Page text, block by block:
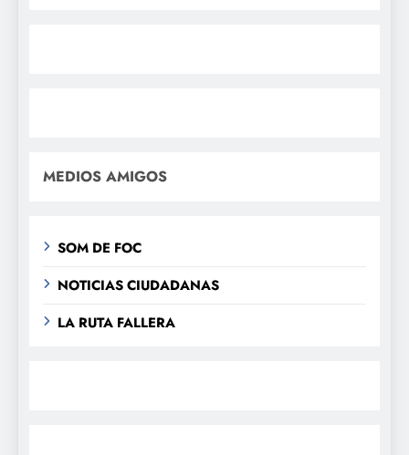
MEDIOS AMIGOS
SOM DE FOC
NOTICIAS CIUDADANAS
LA RUTA FALLERA